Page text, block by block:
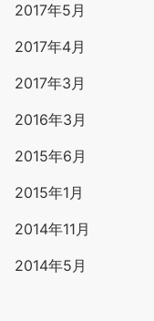
2017年5月
2017年4月
2017年3月
2016年3月
2015年6月
2015年1月
2014年11月
2014年5月